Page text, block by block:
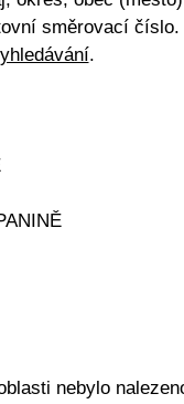
směrovací
.
nebylo